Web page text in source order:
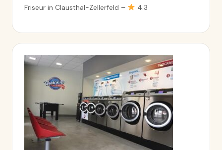
Friseur in Clausthal-Zellerfeld – 4.3